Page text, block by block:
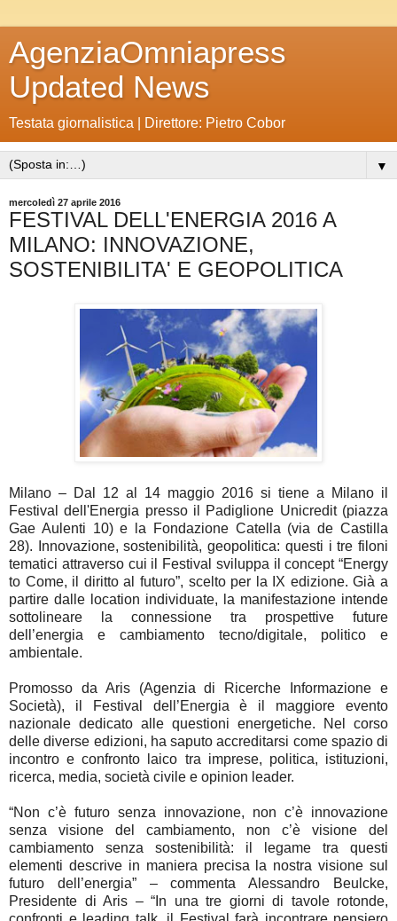
AgenziaOmniapress
Updated News
Testata giornalistica | Direttore: Pietro Cobor
▼
mercoledì 27 aprile 2016
FESTIVAL DELL'ENERGIA 2016 A
MILANO: INNOVAZIONE,
SOSTENIBILITA' E GEOPOLITICA
Milano – Dal 12 al 14 maggio 2016 si tiene a Milano il
Festival dell'Energia presso il Padiglione Unicredit (piazza
Gae Aulenti 10) e la Fondazione Catella (via de Castilla
28).
Innovazione, sostenibilità, geopolitica: questi i tre filoni
tematici attraverso cui il Festival sviluppa il concept “Energy
to Come, il diritto al futuro”, scelto per la IX edizione. Già a
partire dalle location individuate, la manifestazione intende
sottolineare la connessione tra prospettive future
dell’energia e cambiamento tecno/digitale, politico e
ambientale.
Promosso da Aris (Agenzia di Ricerche Informazione e
Società), il Festival dell’Energia è il maggiore evento
nazionale dedicato alle questioni energetiche. Nel corso
delle diverse edizioni, ha saputo accreditarsi come spazio di
incontro e confronto laico tra imprese, politica, istituzioni,
ricerca, media, società civile e opinion leader.
“Non c’è futuro senza innovazione, non c’è innovazione
senza visione del cambiamento, non c’è visione del
cambiamento senza sostenibilità: il legame tra questi
elementi descrive in maniera precisa la nostra visione sul
futuro dell’energia” – commenta Alessandro Beulcke,
Presidente di Aris – “In una tre giorni di tavole rotonde,